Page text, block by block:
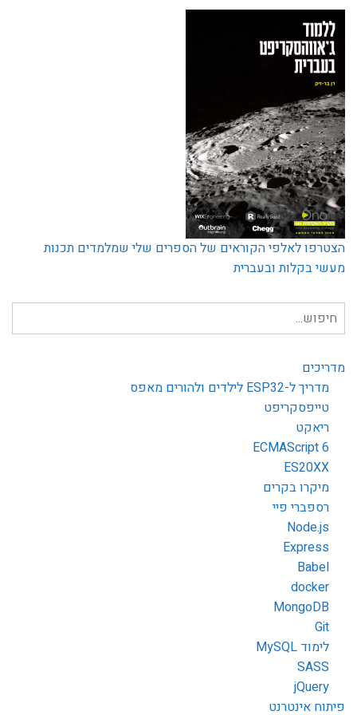
הצטרפו לאלפי הקוראים של הספרים שלי שמלמדים תכנות
מעשי בקלות ובעברית
חיפוש
עבור:
מדריכים
מדריך ל-ESP32 לילדים ולהורים מאפס
טייפסקריפט
ריאקט
ECMAScript 6
ES20XX
מיקרו בקרים
רספברי פיי
Node.js
Express
Babel
docker
MongoDB
Git
לימוד MySQL
SASS
jQuery
פיתוח אינטרנט